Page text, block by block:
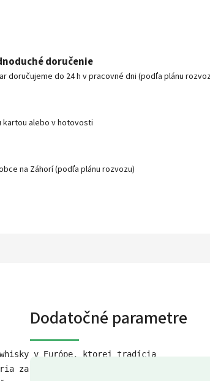
doručenie
doručujeme do 24 h v pracovné dni (podľa plánu
alebo v hotovosti
na Záhorí (podľa plánu rozvozu)
v Európe, ktorej tradícia
zaradila Ballantine's medzi
Dodatočné parametre